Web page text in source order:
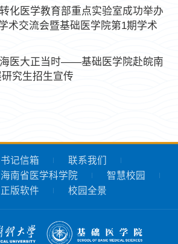
化医学教育部重点实验室成功举办
术交流会暨基础医学院第1期学术
医大正当时——基础医学院赴皖南
究生招生宣传
书记信箱
联系我们
海南省医学科学院
智慧校园
正版软件 校园全景